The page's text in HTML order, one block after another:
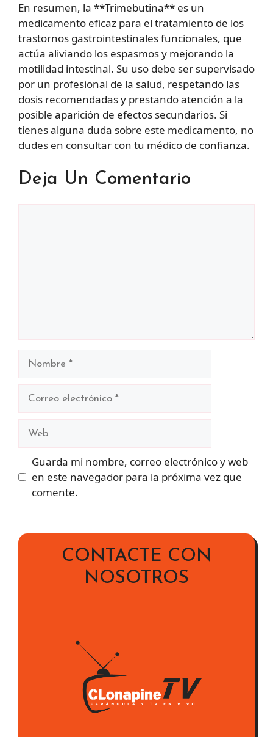
En resumen, la **Trimebutina** es un
medicamento eficaz para el tratamiento de los
trastornos gastrointestinales funcionales, que
actúa aliviando los espasmos y mejorando la
motilidad intestinal. Su uso debe ser supervisado
por un profesional de la salud, respetando las
dosis recomendadas y prestando atención a la
posible aparición de efectos secundarios. Si
tienes alguna duda sobre este medicamento, no
dudes en consultar con tu médico de confianza.
Deja Un Comentario
Nombre
Guarda mi nombre, correo electrónico y web
en este navegador para la próxima vez que
comente.
CONTACTE CON
NOSOTROS